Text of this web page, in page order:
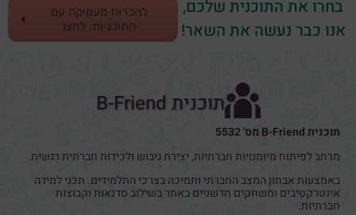
בחרו את התוכנית שלכם,
אנו כבר נעשה את השאר!
להכרות מעמיקה עם
התוכניות, לחצו
תוכנית B-Friend
תוכנית B-Friend מס' 5532
מרחב לפיתוח מיומנויות חברתיות, יצירת גיבוש ולכידות חברתית רגשית.
באמצעות אבחון המצב החברתי ותמיכה בצרכי התלמידים. תכני למידה
אינטרקטיבים ומשחקים חדשניים באתר בשילוב סדנאות וקבוצות
חברתיות.